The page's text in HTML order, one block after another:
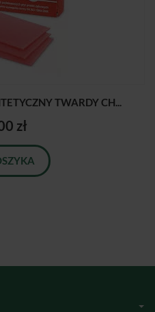
TWARDY CH...
zł